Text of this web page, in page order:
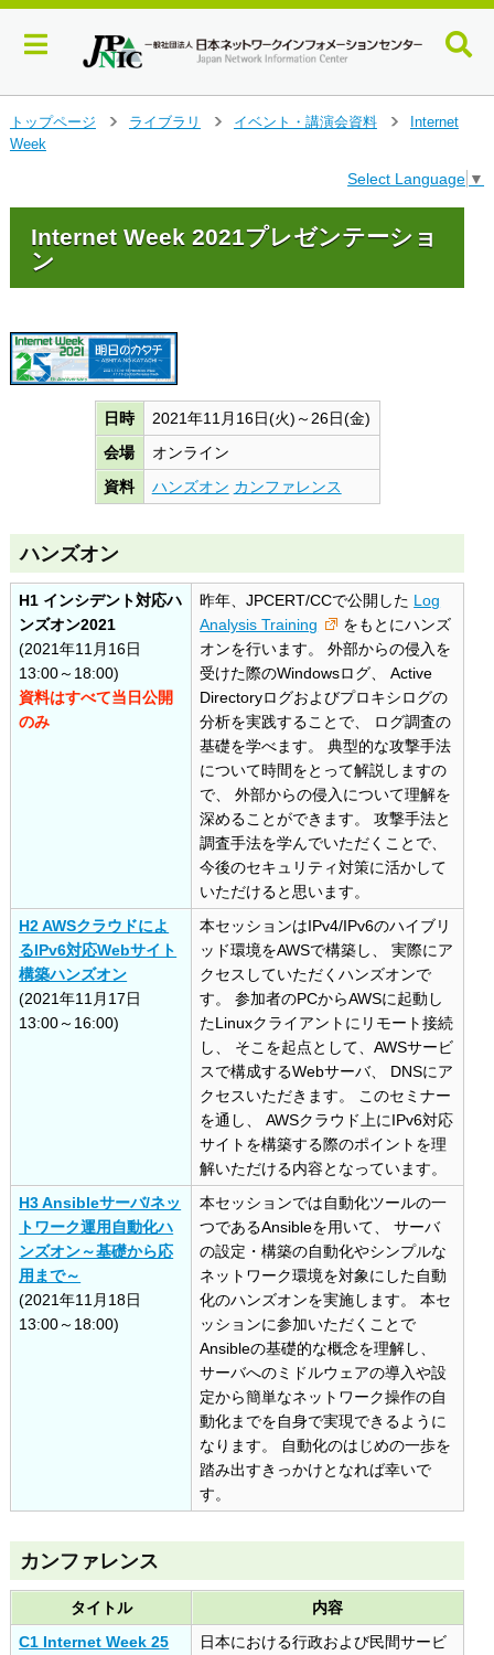
イ
ン
ャ
プ
トップページ
ライブラリ
イベント・講演会資料
Internet
Week
Select Language ▼
Internet Week 2021プレゼンテーショ
ン
日時
2021年11月16日(火)～26日(金)
会場
オンライン
資料
ハンズオン カンファレンス
ハンズオン
H1 インシデント対応ハ
ンズオン2021
(2021年11月16日
13:00～18:00)
資料はすべて当日公開
のみ
昨年、JPCERT/CCで公開した Log
Analysis Training
をもとにハンズ
オンを行います。 外部からの侵入を
受けた際のWindowsログ、 Active
Directoryログおよびプロキシログの
分析を実践することで、 ログ調査の
基礎を学べます。 典型的な攻撃手法
について時間をとって解説しますの
で、 外部からの侵入について理解を
深めることができます。 攻撃手法と
調査手法を学んでいただくことで、
今後のセキュリティ対策に活かして
いただけると思います。
H2 AWSクラウドによ
るIPv6対応Webサイト
構築ハンズオン
(2021年11月17日
13:00～16:00)
本セッションはIPv4/IPv6のハイブリ
ッド環境をAWSで構築し、 実際にア
クセスしていただくハンズオンで
す。 参加者のPCからAWSに起動し
たLinuxクライアントにリモート接続
し、 そこを起点として、AWSサービ
スで構成するWebサーバ、 DNSにア
クセスいただきます。 このセミナー
を通し、 AWSクラウド上にIPv6対応
サイトを構築する際のポイントを理
解いただける内容となっています。
H3 Ansibleサーバ/ネッ
トワーク運用自動化ハ
ンズオン～基礎から応
用まで～
(2021年11月18日
13:00～18:00)
本セッションでは自動化ツールの一
つであるAnsibleを用いて、 サーバ
の設定・構築の自動化やシンプルな
ネットワーク環境を対象にした自動
化のハンズオンを実施します。 本セ
ッションに参加いただくことで
Ansibleの基礎的な概念を理解し、
サーバへのミドルウェアの導入や設
定から簡単なネットワーク操作の自
動化までを自身で実現できるように
なります。 自動化のはじめの一歩を
踏み出すきっかけとなれば幸いで
す。
カンファレンス
タイトル
内容
C1 Internet Week 25
日本における行政および民間サービ